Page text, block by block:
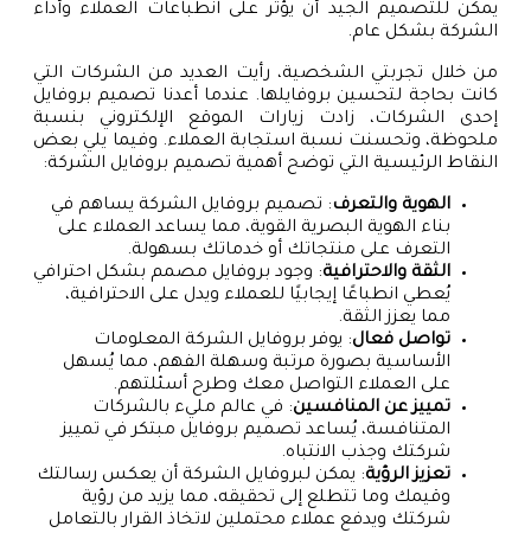
يمكن للتصميم الجيد أن يؤثر على انطباعات العملاء وأداء
الشركة بشكل عام.
من خلال تجربتي الشخصية، رأيت العديد من الشركات التي
كانت بحاجة لتحسين بروفايلها. عندما أعدنا تصميم بروفايل
إحدى الشركات، زادت زيارات الموقع الإلكتروني بنسبة
ملحوظة، وتحسنت نسبة استجابة العملاء. وفيما يلي بعض
النقاط الرئيسية التي توضح أهمية تصميم بروفايل الشركة:
الهوية والتعرف: تصميم بروفايل الشركة يساهم في
بناء الهوية البصرية القوية، مما يساعد العملاء على
التعرف على منتجاتك أو خدماتك بسهولة.
الثقة والاحترافية: وجود بروفايل مصمم بشكل احترافي
يُعطي انطباعًا إيجابيًا للعملاء ويدل على الاحترافية،
مما يعزز الثقة.
تواصل فعال: يوفر بروفايل الشركة المعلومات
الأساسية بصورة مرتبة وسهلة الفهم، مما يُسهل
على العملاء التواصل معك وطرح أسئلتهم.
تمييز عن المنافسين: في عالم مليء بالشركات
المتنافسة، يُساعد تصميم بروفايل مبتكر في تمييز
شركتك وجذب الانتباه.
تعزيز الرؤية: يمكن لبروفايل الشركة أن يعكس رسالتك
وقيمك وما تتطلع إلى تحقيقه، مما يزيد من رؤية
شركتك ويدفع عملاء محتملين لاتخاذ القرار بالتعامل